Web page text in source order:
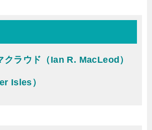
クラウド（Ian R. MacLeod）
Isles）